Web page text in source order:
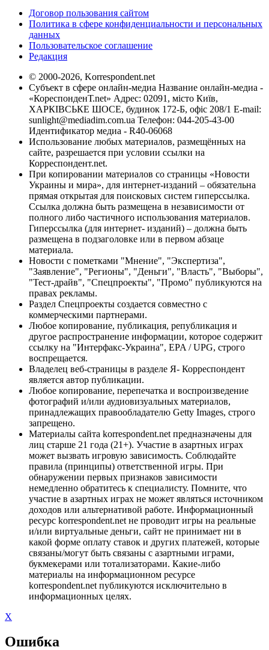
Договор пользования сайтом
Политика в сфере конфиденциальности и персональных
данных
Пользовательское соглашение
Редакция
© 2000-2026, Korrespondent.net
Субъект в сфере онлайн-медиа Название онлайн-медиа -
«КореспонденТ.net» Адрес: 02091, місто Київ,
ХАРКІВСЬКЕ ШОСЕ, будинок 172-Б, офіс 208/1 E-mail:
sunlight@mediadim.com.ua Телефон: 044-205-43-00
Идентификатор медиа - R40-06068
Использование любых материалов, размещённых на
сайте, разрешается при условии ссылки на
Корреспондент.net.
При копировании материалов со страницы «Новости
Украины и мира», для интернет-изданий – обязательна
прямая открытая для поисковых систем гиперссылка.
Ссылка должна быть размещена в независимости от
полного либо частичного использования материалов.
Гиперссылка (для интернет- изданий) – должна быть
размещена в подзаголовке или в первом абзаце
материала.
Новости с пометками "Мнение", "Экспертиза",
"Заявление", "Регионы", "Деньги", "Власть", "Выборы",
"Тест-драйв", "Спецпроекты", "Промо" публикуются на
правах рекламы.
Раздел Спецпроекты создается совместно с
коммерческими партнерами.
Любое копирование, публикация, републикация и
другое распространение информации, которое содержит
ссылку на "Интерфакс-Украина", EPA / UPG, строго
воспрещается.
Владелец веб-страницы в разделе Я- Корреспондент
является автор публикации.
Любое копирование, перепечатка и воспроизведение
фотографий и/или аудиовизуальных материалов,
принадлежащих правообладателю Getty Images, строго
запрещено.
Материалы сайта korrespondent.net предназначены для
лиц старше 21 года (21+). Участие в азартных играх
может вызвать игровую зависимость. Соблюдайте
правила (принципы) ответственной игры. При
обнаружении первых признаков зависимости
немедленно обратитесь к специалисту. Помните, что
участие в азартных играх не может являться источником
доходов или альтернативой работе. Информационный
ресурс korrespondent.net не проводит игры на реальные
и/или виртуальные деньги, сайт не принимает ни в
какой форме оплату ставок и других платежей, которые
связаны/могут быть связаны с азартными играми,
букмекерами или тотализаторами. Какие-либо
материалы на информационном ресурсе
korrespondent.net публикуются исключительно в
информационных целях.
X
Ошибка